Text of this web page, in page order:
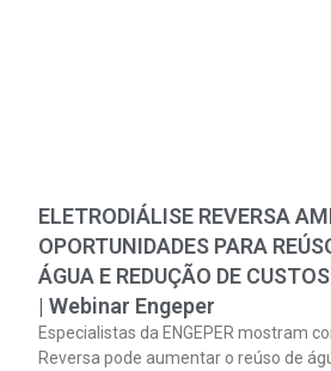
ELETRODIÁLISE REVERSA
OPORTUNIDADES PARA
ÁGUA E REDUÇÃO DE
| Webinar Engeper
Especialistas da ENGEPER mostram
Reversa pode aumentar o reúso de